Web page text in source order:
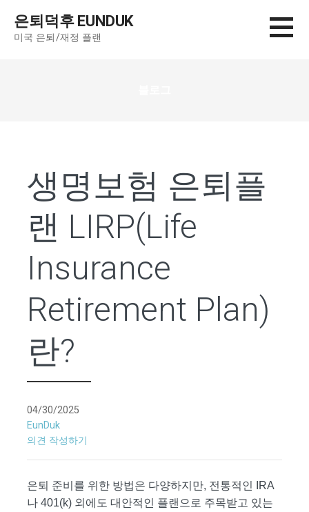
은퇴덕후 EUNDUK
미국 은퇴/재정 플랜
생명보험 은퇴플
랜 LIRP(Life
Insurance
Retirement Plan)
란?
04/30/2025
EunDuk
의견 작성하기
은퇴 준비를 위한 방법은 다양하지만, 전통적인 IRA
나 401(k) 외에도 대안적인 플랜으로 주목받고 있는